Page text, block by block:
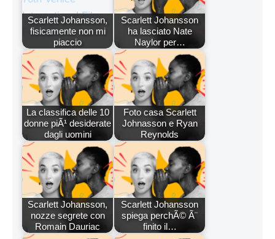
Scarlett Johansson,
fisicamente non mi
piaccio
Scarlett Johansson
ha lasciato Nate
Naylor per…
La classifica delle 10
donne piÃ¹ desiderate
dagli uomini
Foto casa Scarlett
Johnasson e Ryan
Reynolds
Scarlett Johansson,
nozze segrete con
Romain Dauriac
Scarlett Johansson
spiega perchÃ© Ã¨
finito il…